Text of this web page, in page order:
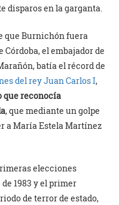
disparos en la garganta.
que Burnichón fuera
el embajador de
batía el récord de
del rey Juan Carlos I,
que reconocía
, que mediante un golpe
a María Estela Martínez
elecciones
1983 y el primer
de terror de estado,